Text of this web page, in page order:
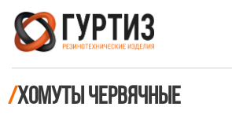
/Хомуты червячные